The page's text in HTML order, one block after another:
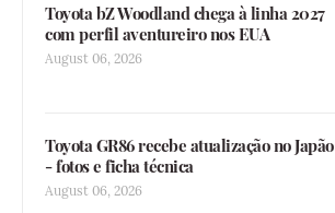
Toyota bZ Woodland chega à linha 2027
com perfil aventureiro nos EUA
August 06, 2026
Toyota GR86 recebe atualização no Japão
- fotos e ficha técnica
August 06, 2026